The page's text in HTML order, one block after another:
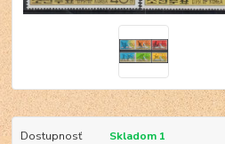
Dostupnosť Skladom 1